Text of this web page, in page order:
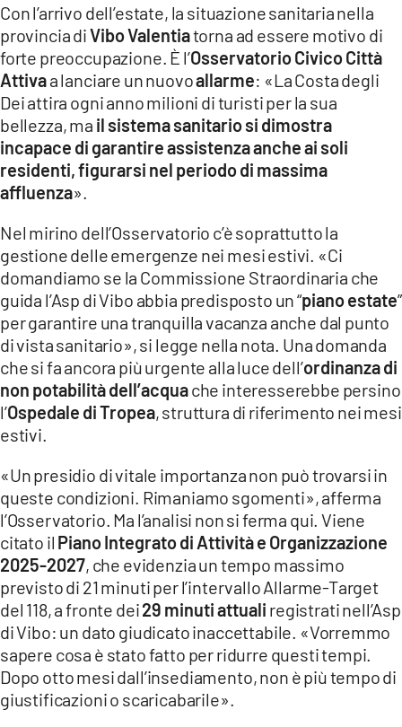
LACTV.IT
LACONAIR.IT
LACITYMAG.IT
ILREGGINO.IT
COSENZACHANNEL.IT
ILVIBONESE.IT
CATANZAROCHANNEL.IT
LACAPITALENEWS.IT
App
ANDROID
APPLE
Con l’arrivo dell’estate, la situazione sanitaria nella
provincia diVibo Valentiatorna ad essere motivo di
forte preoccupazione. È l’Osservatorio Civico Città
Attivaa lanciare un nuovoallarme: «La Costa degli
Dei attira ogni anno milioni di turisti per la sua
bellezza, ma il sistema sanitario si dimostra
incapace di garantire assistenza anche ai soli
residenti, figurarsi nel periodo di massima
affluenza».
Nel mirino dell’Osservatorio c’è soprattutto la
gestione delle emergenze nei mesi estivi. «Ci
domandiamo se la Commissione Straordinaria che
guida l’Asp di Vibo abbia predisposto un “piano estate”
per garantire una tranquilla vacanza anche dal punto
di vista sanitario», si legge nella nota. Una domanda
che si fa ancora più urgente alla luce dell’ordinanza di
non potabilità dell’acquache interesserebbe persino
l’Ospedale di Tropea, struttura di riferimento nei mesi
estivi.
«Un presidio di vitale importanza non può trovarsi in
queste condizioni. Rimaniamo sgomenti», afferma
l’Osservatorio. Ma l’analisi non si ferma qui. Viene
citato il Piano Integrato di Attività e Organizzazione
2025-2027, che evidenzia un tempo massimo
previsto di 21 minuti per l’intervallo Allarme-Target
del 118, a fronte dei29 minuti attuali registrati nell’Asp
di Vibo: un dato giudicato inaccettabile. «Vorremmo
sapere cosa è stato fatto per ridurre questi tempi.
Dopo otto mesi dall’insediamento, non è più tempo di
giustificazioni o scaricabarile».